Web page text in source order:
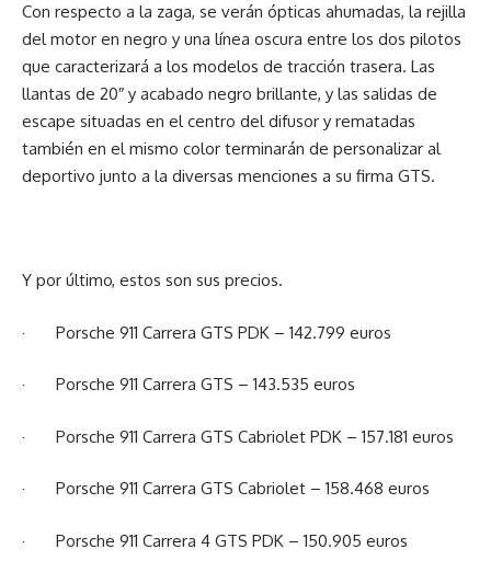
Con respecto a la zaga, se verán ópticas ahumadas, la rejilla
del motor en negro y una línea oscura entre los dos pilotos
que caracterizará a los modelos de tracción trasera. Las
llantas de 20″ y acabado negro brillante, y las salidas de
escape situadas en el centro del difusor y rematadas
también en el mismo color terminarán de personalizar al
deportivo junto a la diversas menciones a su firma GTS.
Y por último, estos son sus precios.
· Porsche 911 Carrera GTS PDK – 142.799 euros
· Porsche 911 Carrera GTS – 143.535 euros
· Porsche 911 Carrera GTS Cabriolet PDK – 157.181 euros
· Porsche 911 Carrera GTS Cabriolet – 158.468 euros
· Porsche 911 Carrera 4 GTS PDK – 150.905 euros